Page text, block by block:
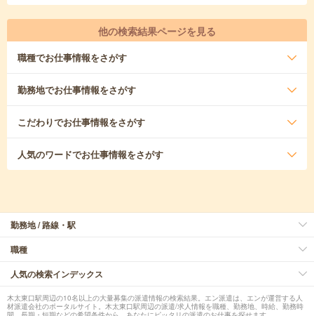
他の検索結果ページを見る
職種でお仕事情報をさがす
勤務地でお仕事情報をさがす
こだわりでお仕事情報をさがす
人気のワードでお仕事情報をさがす
勤務地 / 路線・駅
職種
人気の検索インデックス
木太東口駅周辺の10名以上の大量募集の派遣情報の検索結果。エン派遣は、エンが運営する人
材派遣会社のポータルサイト。木太東口駅周辺の派遣/求人情報を職種、勤務地、時給、勤務時